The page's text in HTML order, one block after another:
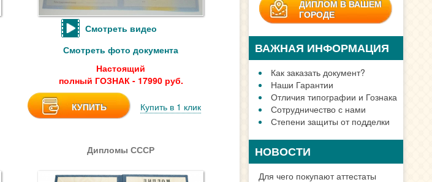
Смотреть видео
Смотреть фото документа
Настоящий
полный ГОЗНАК - 17990 руб.
КУПИТЬ Купить в 1 клик
Дипломы СССР
ДИПЛОМ В ГОРОДЕ
Москве
Санкт-Петербург
Новосибирске